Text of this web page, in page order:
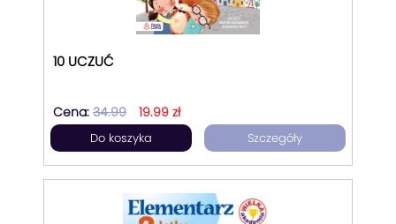
10 UCZUĆ
Cena: 34.99 19.99 zł
Do koszyka Szczegóły